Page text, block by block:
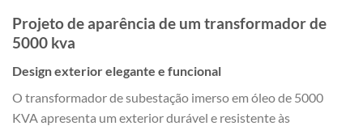
Projeto de aparência de um transformador de
5000 kva
Design exterior elegante e funcional
O transformador de subestação imerso em óleo de 5000
KVA apresenta um exterior durável e resistente às